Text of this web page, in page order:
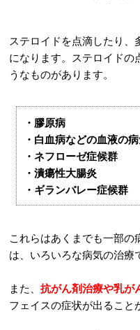
ステロイドを点滴したり、
になります。ステロイドの
うなものがあります。
・膠原病
・白血病などの血液の
・ネフローゼ症候群
・潰瘍性大腸炎
・ギランバレー症候群
これらはあくまでも一部の
は、いろいろな病気の治療
また、 抗がん剤治療や乳が
フェイスの症状が出ること